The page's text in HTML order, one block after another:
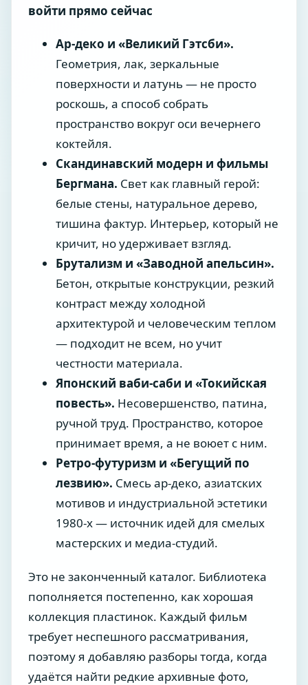
войти прямо сейчас
Ар-деко и «Великий Гэтсби».
Геометрия, лак, зеркальные
поверхности и латунь — не просто
роскошь, а способ собрать
пространство вокруг оси вечернего
коктейля.
Скандинавский модерн и фильмы
Бергмана. Свет как главный герой:
белые стены, натуральное дерево,
тишина фактур. Интерьер, который не
кричит, но удерживает взгляд.
Брутализм и «Заводной апельсин».
Бетон, открытые конструкции, резкий
контраст между холодной
архитектурой и человеческим теплом
— подходит не всем, но учит
честности материала.
Японский ваби-саби и «Токийская
повесть». Несовершенство, патина,
ручной труд. Пространство, которое
принимает время, а не воюет с ним.
Ретро-футуризм и «Бегущий по
лезвию». Смесь ар-деко, азиатских
мотивов и индустриальной эстетики
1980-х — источник идей для смелых
мастерских и медиа-студий.
Это не законченный каталог. Библиотека
пополняется постепенно, как хорошая
коллекция пластинок. Каждый фильм
требует неспешного рассматривания,
поэтому я добавляю разборы тогда, когда
удаётся найти редкие архивные фото,